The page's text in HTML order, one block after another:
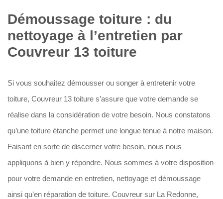
Démoussage toiture : du
nettoyage à l’entretien par
Couvreur 13 toiture
Si vous souhaitez démousser ou songer à entretenir votre
toiture, Couvreur 13 toiture s’assure que votre demande se
réalise dans la considération de votre besoin. Nous constatons
qu’une toiture étanche permet une longue tenue à notre maison.
Faisant en sorte de discerner votre besoin, nous nous
appliquons à bien y répondre. Nous sommes à votre disposition
pour votre demande en entretien, nettoyage et démoussage
ainsi qu’en réparation de toiture. Couvreur sur La Redonne,